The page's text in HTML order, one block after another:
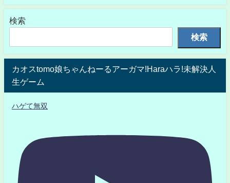
検索
検索
カオスtomo娘ちゃんねーるアーガマ!Haraハラ!未解決人
生ゲーム
ハゲて無双